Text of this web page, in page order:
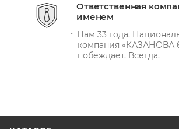
Ответственная
именем
Нам 33 года.
компания «КАЗАНОВА
побеждает. Всегда.